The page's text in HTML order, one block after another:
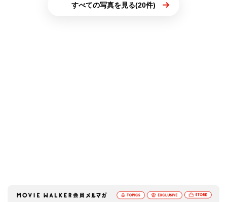
すべての写真を見る(20件)